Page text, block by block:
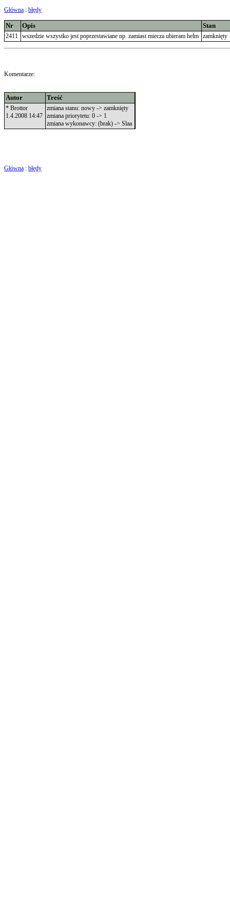
Główna : błędy
Nr Opis Stan
2411 wszedzie wszystko jest poprzestawiane np. zamiast miecza ubieram helm zamknięty
Komentarze:
Autor Treść
* Brottor
1.4.2008 14:47
zmiana stanu: nowy -> zamknięty
zmiana priorytetu: 0 -> 1
zmiana wykonawcy: (brak) -> Slaa
Główna : błędy